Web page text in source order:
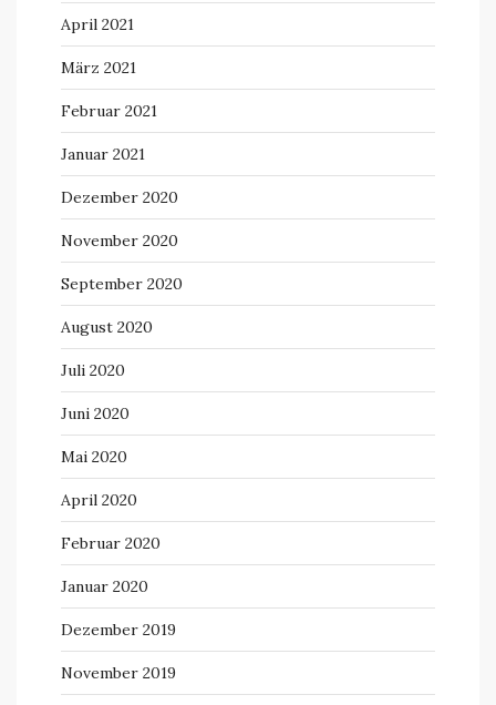
April 2021
März 2021
Februar 2021
Januar 2021
Dezember 2020
November 2020
September 2020
August 2020
Juli 2020
Juni 2020
Mai 2020
April 2020
Februar 2020
Januar 2020
Dezember 2019
November 2019